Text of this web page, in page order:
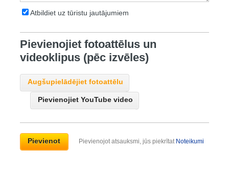
Atbildiet uz tūristu jautājumiem
Pievienojiet fotoattēlus un
videoklipus (pēc izvēles)
Augšupielādējiet fotoattēlu
Pievienojiet YouTube video
Pievienojot atsauksmi, jūs piekrītat Noteikumi